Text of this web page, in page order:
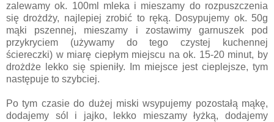
zalewamy ok. 100ml mleka i mieszamy do rozpuszczenia
się drożdży, najlepiej zrobić to ręką. Dosypujemy ok. 50g
mąki pszennej, mieszamy i zostawimy garnuszek pod
przykryciem (używamy do tego czystej kuchennej
ściereczki) w miarę ciepłym miejscu na ok. 15-20 minut, by
drożdże lekko się spieniły. Im miejsce jest cieplejsze, tym
następuje to szybciej.
Po tym czasie do dużej miski wsypujemy pozostałą mąkę,
dodajemy sól i jajko, lekko mieszamy łyżką, dodajemy